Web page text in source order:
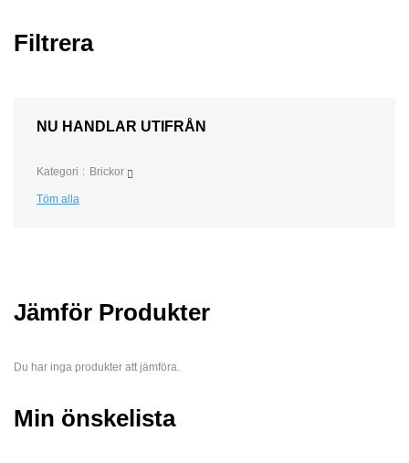
Filtrera
NU HANDLAR UTIFRÅN
Kategori Brickor
Töm alla
Jämför Produkter
Du har inga produkter att jämföra.
Min önskelista